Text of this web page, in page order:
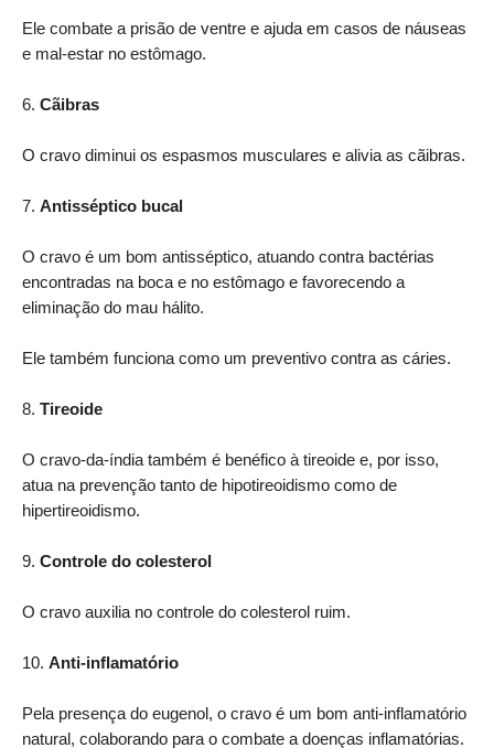
Ele combate a prisão de ventre e ajuda em casos de náuseas
e mal-estar no estômago.
6. Cãibras
O cravo diminui os espasmos musculares e alivia as cãibras.
7. Antisséptico bucal
O cravo é um bom antisséptico, atuando contra bactérias
encontradas na boca e no estômago e favorecendo a
eliminação do mau hálito.
Ele também funciona como um preventivo contra as cáries.
8. Tireoide
O cravo-da-índia também é benéfico à tireoide e, por isso,
atua na prevenção tanto de hipotireoidismo como de
hipertireoidismo.
9. Controle do colesterol
O cravo auxilia no controle do colesterol ruim.
10. Anti-inflamatório
Pela presença do eugenol, o cravo é um bom anti-inflamatório
natural, colaborando para o combate a doenças inflamatórias.